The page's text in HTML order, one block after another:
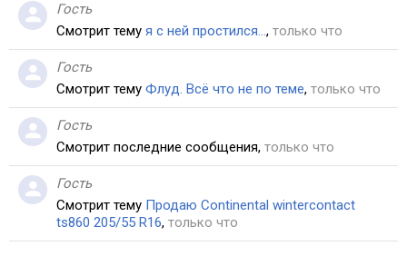
Гость
Смотрит тему я с ней простился..., только что
Гость
Смотрит тему Флуд. Всё что не по теме, только что
Гость
Смотрит последние сообщения, только что
Гость
Смотрит тему Продаю Continental wintercontact
ts860 205/55 R16, только что